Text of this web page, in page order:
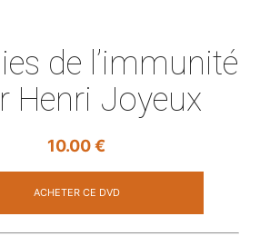
de l’immunité
Henri Joyeux
10.00€
ACHETER CE DVD